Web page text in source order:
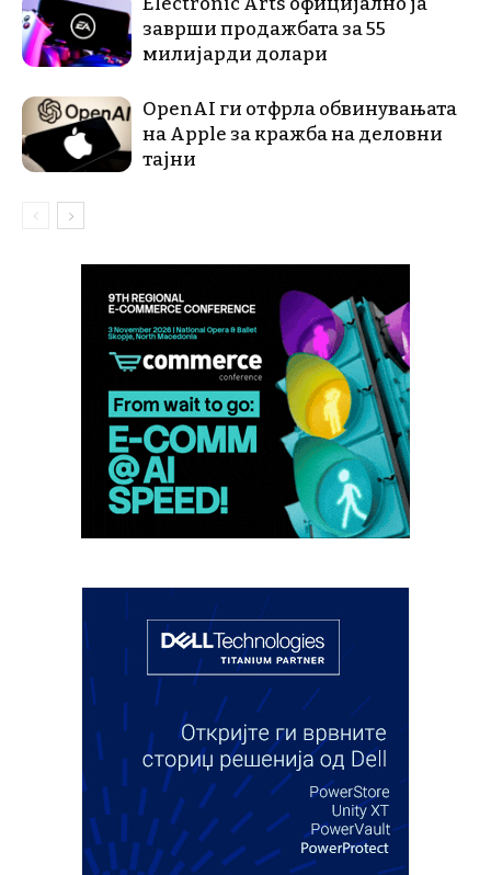
заврши продажбата за 55
милијарди долари
OpenAI ги отфрла обвинувањата
на Apple за кражба на деловни
тајни